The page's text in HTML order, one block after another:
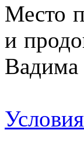
Место
и
Вадима